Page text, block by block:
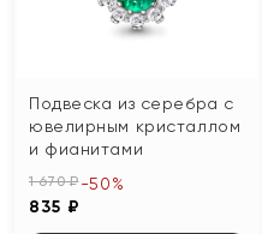
Подвеска из серебра с
ювелирным кристаллом
и фианитами
1 670 ₽
835 ₽
-50%